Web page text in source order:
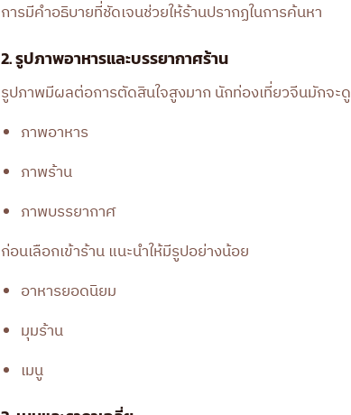
การมีคำอธิบายที่ชัดเจนช่วยให้ร้านปรากฏในการค้นหา
2. รูปภาพอาหารและบรรยากาศร้าน
รูปภาพมีผลต่อการตัดสินใจสูงมาก นักท่องเที่ยวจีนมักจะดู
ภาพอาหาร
ภาพร้าน
ภาพบรรยากาศ
ก่อนเลือกเข้าร้าน แนะนำให้มีรูปอย่างน้อย
อาหารยอดนิยม
มุมร้าน
เมนู